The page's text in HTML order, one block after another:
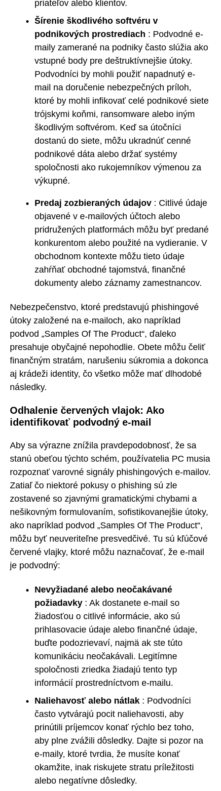
priateľov alebo klientov.
Šírenie škodlivého softvéru v
podnikových prostrediach : Podvodné e-
maily zamerané na podniky často slúžia ako
vstupné body pre deštruktívnejšie útoky.
Podvodníci by mohli použiť napadnutý e-
mail na doručenie nebezpečných príloh,
ktoré by mohli infikovať celé podnikové siete
trójskymi koňmi, ransomware alebo iným
škodlivým softvérom. Keď sa útočníci
dostanú do siete, môžu ukradnúť cenné
podnikové dáta alebo držať systémy
spoločnosti ako rukojemníkov výmenou za
výkupné.
Predaj zozbieraných údajov : Citlivé údaje
objavené v e-mailových účtoch alebo
pridružených platformách môžu byť predané
konkurentom alebo použité na vydieranie. V
obchodnom kontexte môžu tieto údaje
zahŕňať obchodné tajomstvá, finančné
dokumenty alebo záznamy zamestnancov.
Nebezpečenstvo, ktoré predstavujú phishingové
útoky založené na e-mailoch, ako napríklad
podvod „Samples Of The Product“, ďaleko
presahuje obyčajné nepohodlie. Obete môžu čeliť
finančným stratám, narušeniu súkromia a dokonca
aj krádeži identity, čo všetko môže mať dlhodobé
následky.
Odhalenie červených vlajok: Ako
identifikovať podvodný e-mail
Aby sa výrazne znížila pravdepodobnosť, že sa
stanú obeťou týchto schém, používatelia PC musia
rozpoznať varovné signály phishingových e-mailov.
Zatiaľ čo niektoré pokusy o phishing sú zle
zostavené so zjavnými gramatickými chybami a
nešikovným formulovaním, sofistikovanejšie útoky,
ako napríklad podvod „Samples Of The Product“,
môžu byť neuveriteľne presvedčivé. Tu sú kľúčové
červené vlajky, ktoré môžu naznačovať, že e-mail
je podvodný:
Nevyžiadané alebo neočakávané
požiadavky : Ak dostanete e-mail so
žiadosťou o citlivé informácie, ako sú
prihlasovacie údaje alebo finančné údaje,
buďte podozrievaví, najmä ak ste túto
komunikáciu neočakávali. Legitímne
spoločnosti zriedka žiadajú tento typ
informácií prostredníctvom e-mailu.
Naliehavosť alebo nátlak : Podvodníci
často vytvárajú pocit naliehavosti, aby
prinútili príjemcov konať rýchlo bez toho,
aby plne zvážili dôsledky. Dajte si pozor na
e-maily, ktoré tvrdia, že musíte konať
okamžite, inak riskujete stratu príležitosti
alebo negatívne dôsledky.